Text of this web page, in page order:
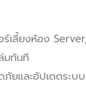
เลี้ยงห้อง
มทันที
ยและอัปเดตระบ